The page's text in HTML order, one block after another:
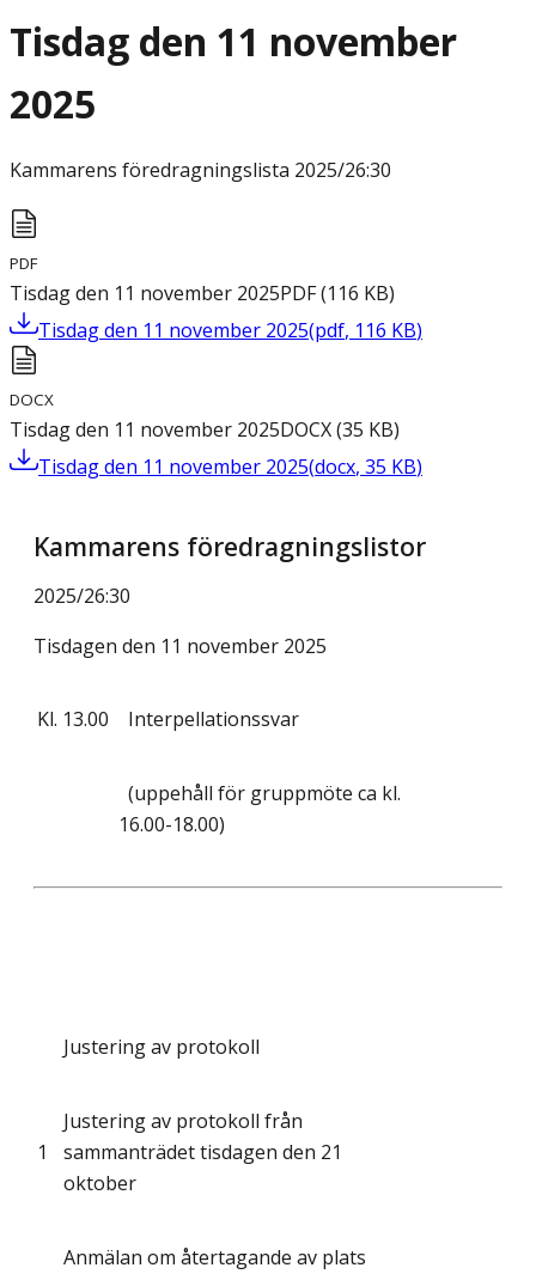
Tisdag den 11 november
2025
Kammarens föredragningslista 2025/26:30
PDF
Tisdag den 11 november 2025PDF(116 KB)
Tisdag den 11 november 2025(pdf, 116 KB)
DOCX
Tisdag den 11 november 2025DOCX(35 KB)
Tisdag den 11 november 2025(docx, 35 KB)
Kammarens föredragningslistor
2025/26:30
Tisdagen den 11 november 2025
Kl. 13.00 Interpellationssvar
(uppehåll för gruppmöte ca kl.
16.00-18.00)
Justering av protokoll
1
Justering av protokoll från
sammanträdet tisdagen den 21
oktober
Anmälan om återtagande av plats